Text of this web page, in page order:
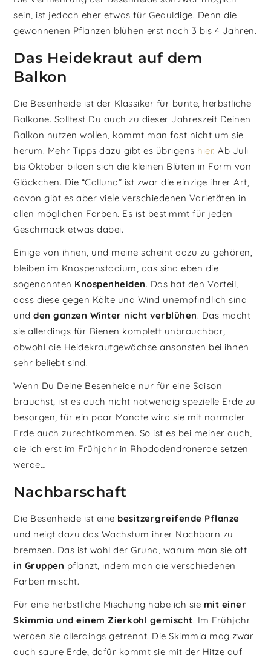
sein, ist jedoch eher etwas für Geduldige. Denn die
gewonnenen Pflanzen blühen erst nach 3 bis 4 Jahren.
Das Heidekraut auf dem
Balkon
Die Besenheide ist der Klassiker für bunte, herbstliche
Balkone. Solltest Du auch zu dieser Jahreszeit Deinen
Balkon nutzen wollen, kommt man fast nicht um sie
herum. Mehr Tipps dazu gibt es übrigens hier. Ab Juli
bis Oktober bilden sich die kleinen Blüten in Form von
Glöckchen. Die “Calluna” ist zwar die einzige ihrer Art,
davon gibt es aber viele verschiedenen Varietäten in
allen möglichen Farben. Es ist bestimmt für jeden
Geschmack etwas dabei.
Einige von ihnen, und meine scheint dazu zu gehören,
bleiben im Knospenstadium, das sind eben die
sogenannten Knospenheiden. Das hat den Vorteil,
dass diese gegen Kälte und Wind unempfindlich sind
undden ganzen Winter nicht verblühen. Das macht
sie allerdings für Bienen komplett unbrauchbar,
obwohl die Heidekrautgewächse ansonsten bei ihnen
sehr beliebt sind.
Wenn Du Deine Besenheide nur für eine Saison
brauchst, ist es auch nicht notwendig spezielle Erde zu
besorgen, für ein paar Monate wird sie mit normaler
Erde auch zurechtkommen. So ist es bei meiner auch,
die ich erst im Frühjahr in Rhododendronerde setzen
werde…
Nachbarschaft
Die Besenheide ist eine besitzergreifende Pflanze
und neigt dazu das Wachstum ihrer Nachbarn zu
bremsen. Das ist wohl der Grund, warum man sie oft
in Gruppen pflanzt, indem man die verschiedenen
Farben mischt.
Für eine herbstliche Mischung habe ich sie mit einer
Skimmia und einem Zierkohl gemischt. Im Frühjahr
werden sie allerdings getrennt. Die Skimmia mag zwar
auch saure Erde, dafür kommt sie mit der Hitze auf